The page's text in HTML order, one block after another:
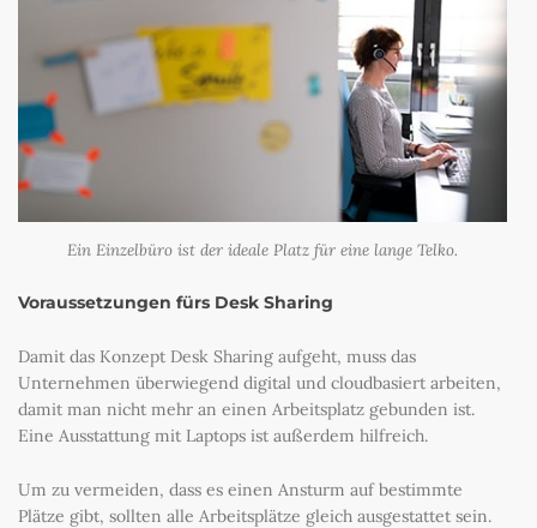
Ein Einzelbüro ist der ideale Platz für eine lange Telko.
Voraussetzungen fürs Desk Sharing
Damit das Konzept Desk Sharing aufgeht, muss das
Unternehmen überwiegend digital und cloudbasiert arbeiten,
damit man nicht mehr an einen Arbeitsplatz gebunden ist.
Eine Ausstattung mit Laptops ist außerdem hilfreich.
Um zu vermeiden, dass es einen Ansturm auf bestimmte
Plätze gibt, sollten alle Arbeitsplätze gleich ausgestattet sein.